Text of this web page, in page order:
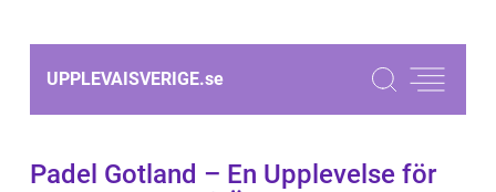
UPPLEVAISVERIGE.se
Padel Gotland – En Upplevelse för